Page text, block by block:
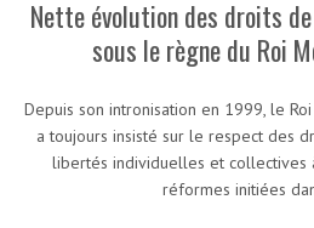
Nette évolution des droits de
sous le règne du Roi
Depuis son intronisation en 1999, le
a toujours insisté sur le respect des
libertés individuelles et collectives
réformes initiées